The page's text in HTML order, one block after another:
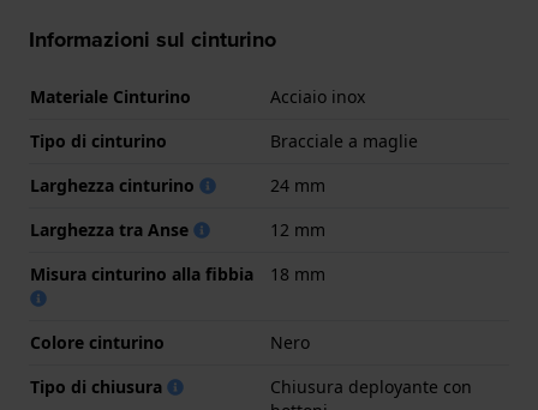
Informazioni sul cinturino
Materiale Cinturino
Acciaio inox
Tipo di cinturino
Bracciale a maglie
Larghezza cinturino
24 mm
Larghezza tra Anse
12 mm
Misura cinturino alla fibbia
18 mm
Colore cinturino
Nero
Tipo di chiusura
Chiusura deployante con